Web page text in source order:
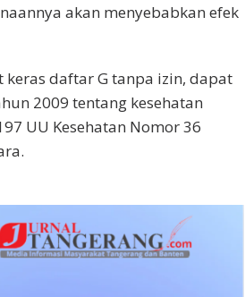
akan menyebabkan efek
daftar G tanpa izin, dapat
2009 tentang kesehatan
UU Kesehatan Nomor 36